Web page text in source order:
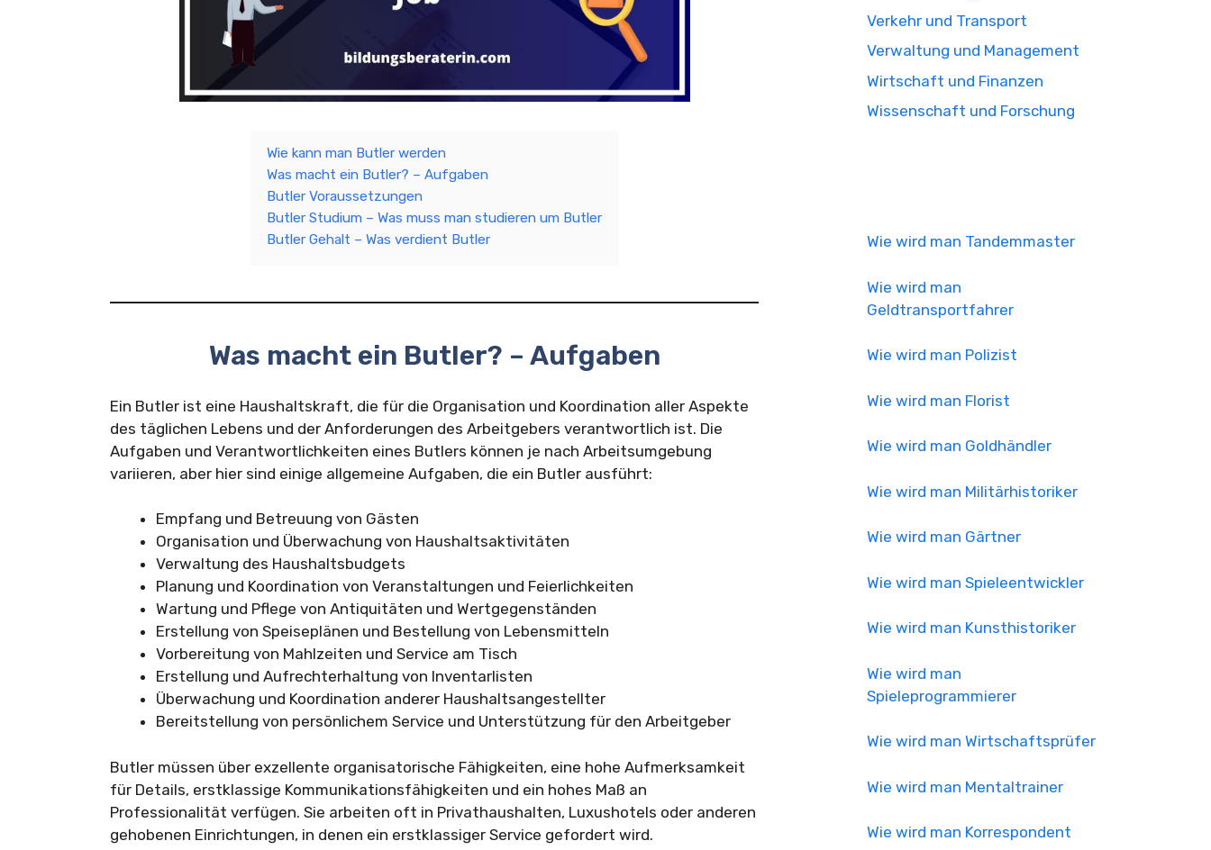
Wie kann man Butler werden
Was macht ein Butler? – Aufgaben
Butler Voraussetzungen
Butler Studium – Was muss man studieren um Butler
Butler Gehalt – Was verdient Butler
Was macht ein Butler? – Aufgaben
Ein Butler ist eine Haushaltskraft, die für die Organisation und Koordination aller Aspekte
des täglichen Lebens und der Anforderungen des Arbeitgebers verantwortlich ist. Die
Aufgaben und Verantwortlichkeiten eines Butlers können je nach Arbeitsumgebung
variieren, aber hier sind einige allgemeine Aufgaben, die ein Butler ausführt:
Empfang und Betreuung von Gästen
Organisation und Überwachung von Haushaltsaktivitäten
Verwaltung des Haushaltsbudgets
Planung und Koordination von Veranstaltungen und Feierlichkeiten
Wartung und Pflege von Antiquitäten und Wertgegenständen
Erstellung von Speiseplänen und Bestellung von Lebensmitteln
Vorbereitung von Mahlzeiten und Service am Tisch
Erstellung und Aufrechterhaltung von Inventarlisten
Überwachung und Koordination anderer Haushaltsangestellter
Bereitstellung von persönlichem Service und Unterstützung für den Arbeitgeber
Butler müssen über exzellente organisatorische Fähigkeiten, eine hohe Aufmerksamkeit
für Details, erstklassige Kommunikationsfähigkeiten und ein hohes Maß an
Professionalität verfügen. Sie arbeiten oft in Privathaushalten, Luxushotels oder anderen
gehobenen Einrichtungen, in denen ein erstklassiger Service gefordert wird.
Verkehr und Transport
Verwaltung und Management
Wirtschaft und Finanzen
Wissenschaft und Forschung
Wie wird man Tandemmaster
Wie wird man
Geldtransportfahrer
Wie wird man Polizist
Wie wird man Florist
Wie wird man Goldhändler
Wie wird man Militärhistoriker
Wie wird man Gärtner
Wie wird man Spieleentwickler
Wie wird man Kunsthistoriker
Wie wird man
Spieleprogrammierer
Wie wird man Wirtschaftsprüfer
Wie wird man Mentaltrainer
Wie wird man Korrespondent